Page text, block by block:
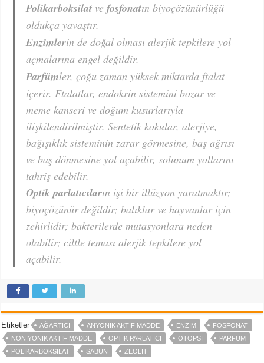
Polikarboksilat vefosfonatın biyoçözünürlüğü
oldukça yavaştır.
Enzimlerin de doğal olması alerjik tepkilere yol
açmalarına engel değildir.
Parfümler, çoğu zaman yüksek miktarda ftalat
içerir. Ftalatlar, endokrin sistemini bozar ve
meme kanseri ve doğum kusurlarıyla
ilişkilendirilmiştir. Sentetik kokular, alerjiye,
bağışıklık sisteminin zarar görmesine, baş ağrısı
ve baş dönmesine yol açabilir, solunum yollarını
tahriş edebilir.
Optik parlatıcıların işi bir illüzyon yaratmaktır;
biyoçözünür değildir; balıklar ve hayvanlar için
zehirlidir; bakterilerde mutasyonlara neden
olabilir; ciltle teması alerjik tepkilere yol
açabilir.
Etiketler AĞARTICI ANYONIK AKTIF MADDE ENZIM
FOSFONAT
NONIYONIK AKTIF MADDE
OPTIK PARLATICI OTOPSI
PARFÜM
POLIKARBOKSILAT
SABUN ZEOLIT